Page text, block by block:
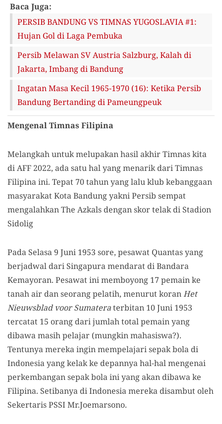
Baca Juga:
PERSIB BANDUNG VS TIMNAS YUGOSLAVIA #1:
Hujan Gol di Laga Pembuka
Persib Melawan SV Austria Salzburg, Kalah di
Jakarta, Imbang di Bandung
Ingatan Masa Kecil 1965-1970 (16): Ketika Persib
Bandung Bertanding di Pameungpeuk
Mengenal Timnas Filipina
Melangkah untuk melupakan hasil akhir Timnas kita
di AFF 2022, ada satu hal yang menarik dari Timnas
Filipina ini. Tepat 70 tahun yang lalu klub kebanggaan
masyarakat Kota Bandung yakni Persib sempat
mengalahkan The Azkals dengan skor telak di Stadion
Sidolig
Pada Selasa 9 Juni 1953 sore, pesawat Quantas yang
berjadwal dari Singapura mendarat di Bandara
Kemayoran. Pesawat ini memboyong 17 pemain ke
tanah air dan seorang pelatih, menurut koranHet
Nieuwsblad voor Sumateraterbitan 10 Juni 1953
tercatat 15 orang dari jumlah total pemain yang
dibawa masih pelajar (mungkin mahasiswa?).
Tentunya mereka ingin mempelajari sepak bola di
Indonesia yang kelak ke depannya hal-hal mengenai
perkembangan sepak bola ini yang akan dibawa ke
Filipina. Setibanya di Indonesia mereka disambut oleh
Sekertaris PSSI Mr.Joemarsono.